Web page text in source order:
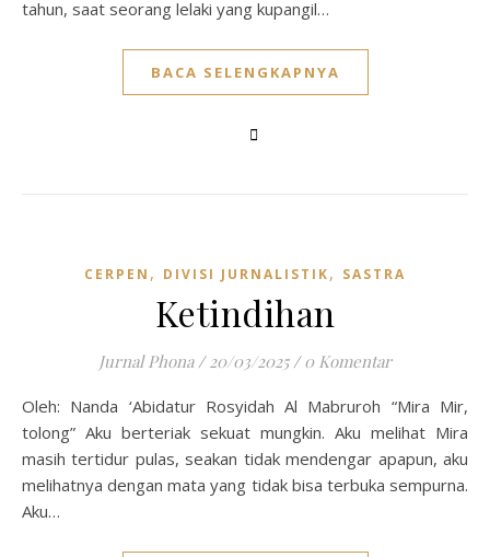
tahun, saat seorang lelaki yang kupangil…
BACA SELENGKAPNYA
CERPEN , DIVISI JURNALISTIK, SASTRA
Ketindihan
Jurnal Phona / 20/03/2025 / 0 Komentar
Oleh: Nanda ‘Abidatur Rosyidah Al Mabruroh “Mira Mir,
tolong” Aku berteriak sekuat mungkin. Aku melihat Mira
masih tertidur pulas, seakan tidak mendengar apapun, aku
melihatnya dengan mata yang tidak bisa terbuka sempurna.
Aku…